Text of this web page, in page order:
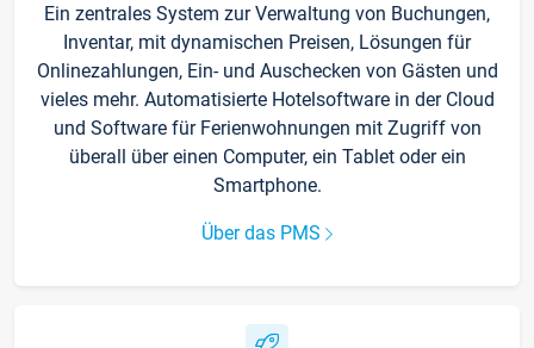
Ein zentrales System zur Verwaltung von Buchungen,
Inventar, mit dynamischen Preisen, Lösungen für
Onlinezahlungen, Ein- und Auschecken von Gästen und
vieles mehr. Automatisierte Hotelsoftware in der Cloud
und Software für Ferienwohnungen mit Zugriff von
überall über einen Computer, ein Tablet oder ein
Smartphone.
Über das PMS